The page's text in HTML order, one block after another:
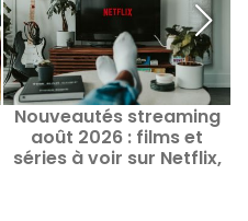
Nouveautés streaming
août 2026 : films et
séries à voir sur Netflix,